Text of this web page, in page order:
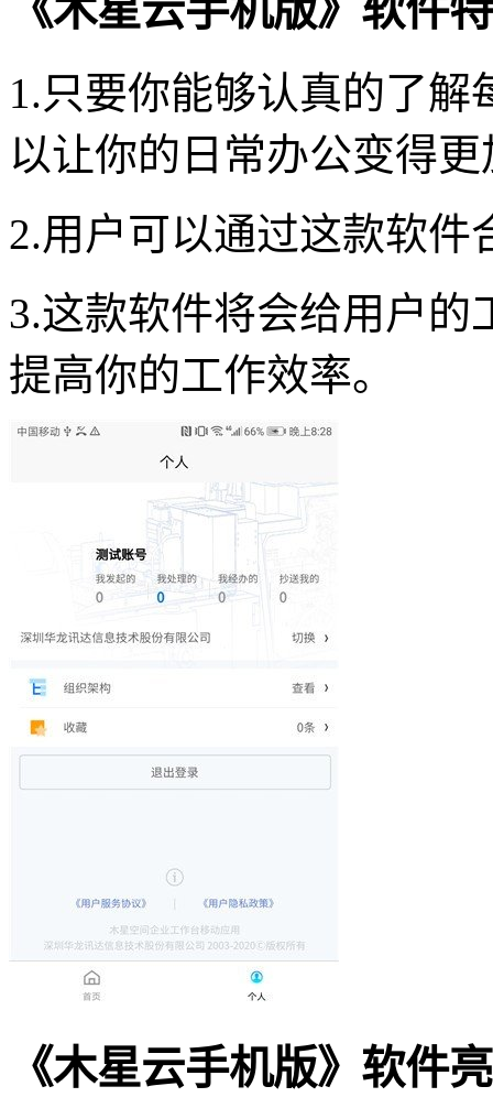
《木星云手机版》软件
1.只要你能够认真的了
以让你的日常办公变得
2.用户可以通过这款软
3.这款软件将会给用户
提高你的工作效率。
《木星云手机版》软件